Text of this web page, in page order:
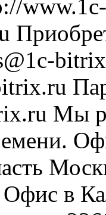
Мы
Офис в